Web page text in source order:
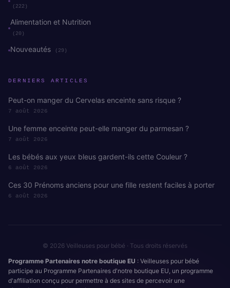
(222)
Alimentation et Nutrition
(20)
Nouveautés (29)
DERNIERS ARTICLES
Peut-on manger du Cervelas enceinte sans risque ?
7 août 2026
Une femme enceinte peut-elle manger du parmesan ?
7 août 2026
Les bébés aux yeux bleus gardent-ils cette Couleur ?
6 août 2026
Ces 30 Prénoms anciens pour une fille restent faciles à porter
6 août 2026
© 2026 Veilleuses pour bébé · Tous droits réservés
Programme Partenaires notre boutique EU : Veilleuses pour bébé
participe au Programme Partenaires d'notre boutique EU, un programme
d'affiliation conçu pour permettre à des sites de percevoir une